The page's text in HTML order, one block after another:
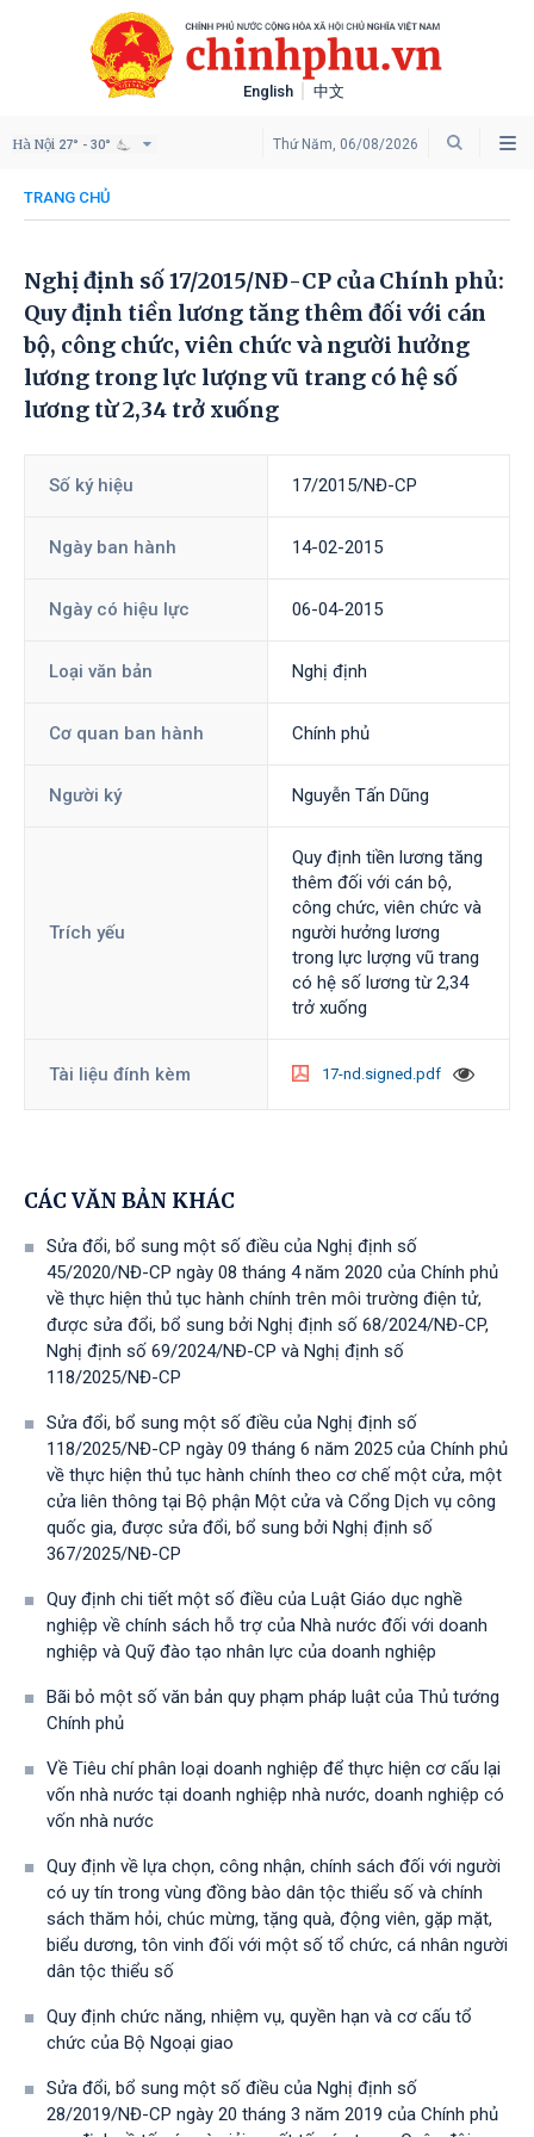
English 中文
Thứ Năm, 06/08/2026
Hà Nội 27° - 30°
TRANG CHỦ
Nghị định số 17/2015/NĐ-CP của Chính phủ:
Quy định tiền lương tăng thêm đối với cán
bộ, công chức, viên chức và người hưởng
lương trong lực lượng vũ trang có hệ số
lương từ 2,34 trở xuống
Số ký hiệu 17/2015/NĐ-CP
Ngày ban hành 14-02-2015
Ngày có hiệu lực 06-04-2015
Loại văn bản Nghị định
Cơ quan ban hành Chính phủ
Người ký Nguyễn Tấn Dũng
Trích yếu
Quy định tiền lương tăng
thêm đối với cán bộ,
công chức, viên chức và
người hưởng lương
trong lực lượng vũ trang
có hệ số lương từ 2,34
trở xuống
Tài liệu đính kèm 17-nd.signed.pdf
CÁC VĂN BẢN KHÁC
Sửa đổi, bổ sung một số điều của Nghị định số
45/2020/NĐ-CP ngày 08 tháng 4 năm 2020 của Chính phủ
về thực hiện thủ tục hành chính trên môi trường điện tử,
được sửa đổi, bổ sung bởi Nghị định số 68/2024/NĐ-CP,
Nghị định số 69/2024/NĐ-CP và Nghị định số
118/2025/NĐ-СР
Sửa đổi, bổ sung một số điều của Nghị định số
118/2025/NĐ-CP ngày 09 tháng 6 năm 2025 của Chính phủ
về thực hiện thủ tục hành chính theo cơ chế một cửa, một
cửa liên thông tại Bộ phận Một cửa và Cổng Dịch vụ công
quốc gia, được sửa đổi, bổ sung bởi Nghị định số
367/2025/NĐ-СР
Quy định chi tiết một số điều của Luật Giáo dục nghề
nghiệp về chính sách hỗ trợ của Nhà nước đối với doanh
nghiệp và Quỹ đào tạo nhân lực của doanh nghiệp
Bãi bỏ một số văn bản quy phạm pháp luật của Thủ tướng
Chính phủ
Về Tiêu chí phân loại doanh nghiệp để thực hiện cơ cấu lại
vốn nhà nước tại doanh nghiệp nhà nước, doanh nghiệp có
vốn nhà nước
Quy định về lựa chọn, công nhận, chính sách đối với người
có uy tín trong vùng đồng bào dân tộc thiểu số và chính
sách thăm hỏi, chúc mừng, tặng quà, động viên, gặp mặt,
biểu dương, tôn vinh đối với một số tổ chức, cá nhân người
dân tộc thiểu số
Quy định chức năng, nhiệm vụ, quyền hạn và cơ cấu tổ
chức của Bộ Ngoại giao
Sửa đổi, bổ sung một số điều của Nghị định số
28/2019/NĐ-CР ngày 20 tháng 3 năm 2019 của Chính phủ